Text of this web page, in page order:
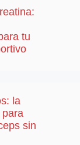
tu
la
para
sin